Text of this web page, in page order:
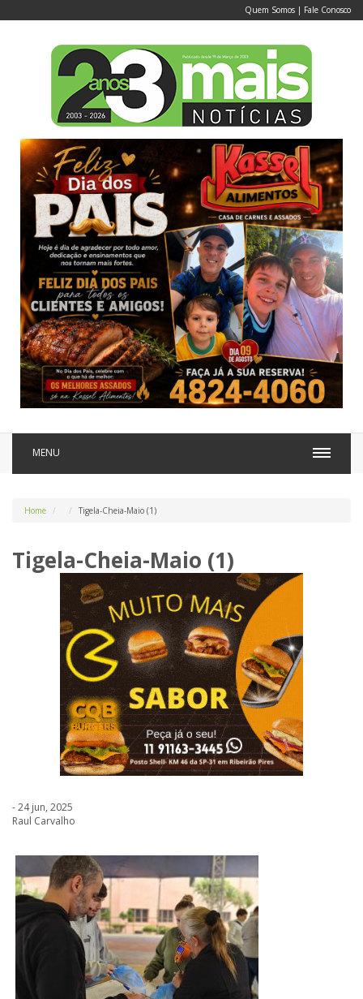
Quem Somos | Fale Conosco
MENU
Home Tigela-Cheia-Maio (1)
Tigela-Cheia-Maio (1)
- 24 jun, 2025
Raul Carvalho